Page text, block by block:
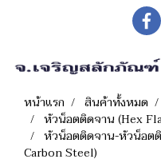
หน้าแรก สินค้าทั้งหมด
หัวน็อตติดจาน (Hex
หัวน็อตติดจาน-หัวน็อต
Carbon Steel)